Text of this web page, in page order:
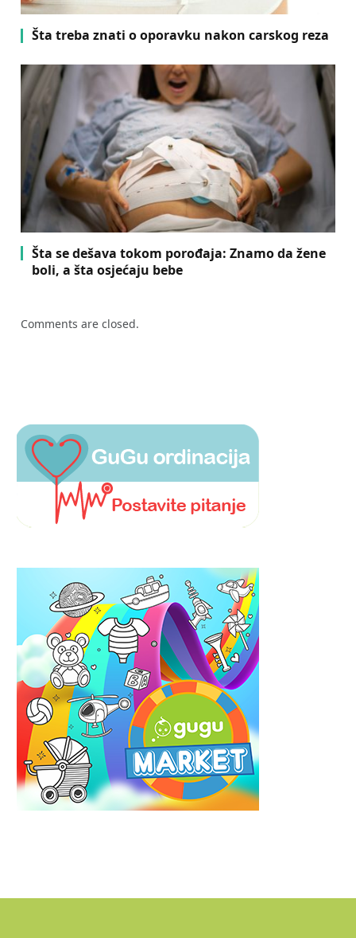
Šta treba znati o oporavku nakon carskog reza
Šta se dešava tokom porođaja: Znamo da žene
boli, a šta osjećaju bebe
Comments are closed.